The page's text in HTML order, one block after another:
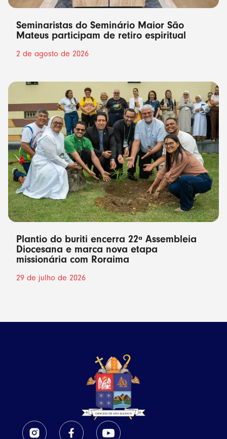
Seminaristas do Seminário Maior São
Mateus participam de retiro espiritual
2 de agosto de 2026
Plantio do buriti encerra 22ª Assembleia
Diocesana e marca nova etapa
missionária com Roraima
29 de julho de 2026